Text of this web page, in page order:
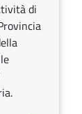
di